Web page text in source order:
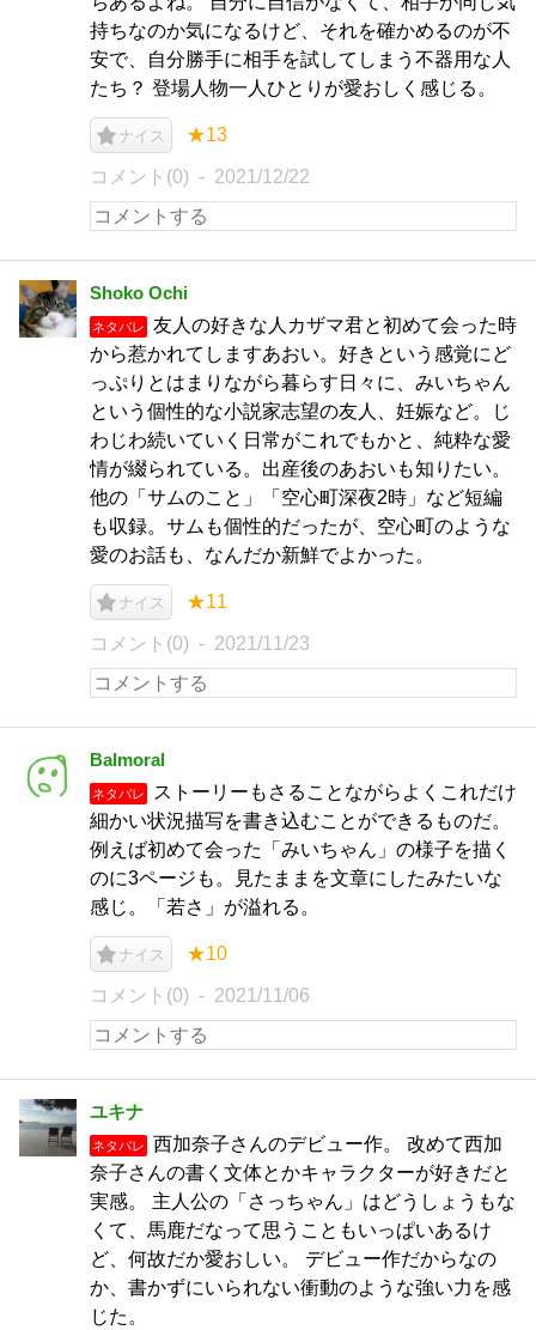
持ちなのか気になるけど、それを確かめるのが不
安で、自分勝手に相手を試してしまう不器用な人
たち？ 登場人物一人ひとりが愛おしく感じる。
ナイス ★13
コメント(0) 2021/12/22
Shoko Ochi
ネタバレ
友人の好きな人カザマ君と初めて会った時
から惹かれてしますあおい。好きという感覚にど
っぷりとはまりながら暮らす日々に、みいちゃん
という個性的な小説家志望の友人、妊娠など。じ
わじわ続いていく日常がこれでもかと、純粋な愛
情が綴られている。出産後のあおいも知りたい。
他の「サムのこと」「空心町深夜2時」など短編
も収録。サムも個性的だったが、空心町のような
愛のお話も、なんだか新鮮でよかった。
ナイス ★11
コメント(0) 2021/11/23
Balmoral
ネタバレ
ストーリーもさることながらよくこれだけ
細かい状況描写を書き込むことができるものだ。
例えば初めて会った「みいちゃん」の様子を描く
のに3ページも。見たままを文章にしたみたいな
感じ。「若さ」が溢れる。
ナイス ★10
コメント(0) 2021/11/06
ユキナ
ネタバレ
西加奈子さんのデビュー作。 改めて西加
奈子さんの書く文体とかキャラクターが好きだと
実感。 主人公の「さっちゃん」はどうしょうもな
くて、馬鹿だなって思うこともいっぱいあるけ
ど、何故だか愛おしい。 デビュー作だからなの
か、書かずにいられない衝動のような強い力を感
じた。